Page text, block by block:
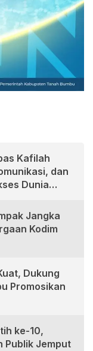
Kafilah
dan
Dunia
Jangka
Kodim
Dukung
Promosikan
ke-10,
Publik Jemput